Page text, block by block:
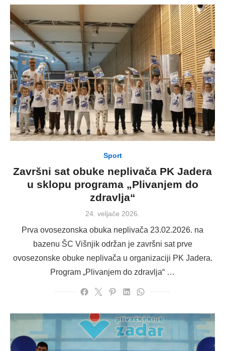
Sport
Završni sat obuke neplivača PK Jadera
u sklopu programa „Plivanjem do
zdravlja“
Posted
24. veljače 2026.
Prva ovosezonska obuka neplivača 23.02.2026. na
bazenu ŠC Višnjik održan je završni sat prve
ovosezonske obuke neplivača u organizaciji PK Jadera.
Program „Plivanjem do zdravlja“ …